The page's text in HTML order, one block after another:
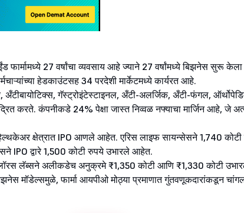
फार्मामध्ये 27 वर्षांचा व्यवसाय आहे ज्याने 27 वर्षांमध्ये बिझनेस सुरू
हेडकाउंटसह 34 परदेशी मार्केटमध्ये कार्यरत आहे.
अँटीबायोटिक्स, गॅस्ट्रोइंटेस्टाइनल, अँटी-अलर्जिक, अँटी-फंगल,
करते. कंपनीकडे 24% पेक्षा जास्त निव्वळ नफ्याचा मार्जिन आहे, जे
क्षेत्रात IPO आणले आहेत. एरिस लाइफ सायन्सेसने 1,740
IPO द्वारे 1,500 कोटी रुपये उभारले आहेत.
लॅब्सने अलीकडेच अनुक्रमे ₹1,350 कोटी आणि ₹1,330 कोटी
मॉडेल्समुळे, फार्मा आयपीओ मोठ्या प्रमाणात गुंतवणूकदारांकडून